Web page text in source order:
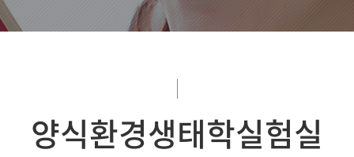
양식환경생태학실험실